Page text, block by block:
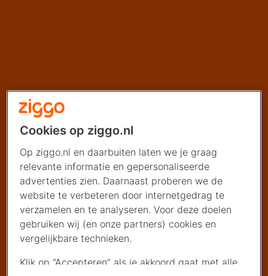
Cookies op ziggo.nl
Op ziggo.nl en daarbuiten laten we je graag
relevante informatie en gepersonaliseerde
advertenties zien. Daarnaast proberen we de
website te verbeteren door internetgedrag te
verzamelen en te analyseren. Voor deze doelen
gebruiken wij (en onze partners) cookies en
vergelijkbare technieken.
Klik op “Accepteren” als je akkoord gaat met alle